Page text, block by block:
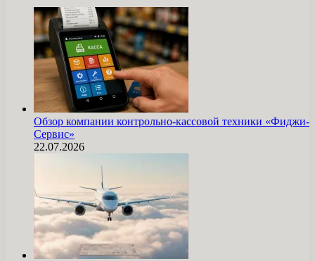
Обзор компании контрольно-кассовой техники «Фиджи-
Сервис»
22.07.2026